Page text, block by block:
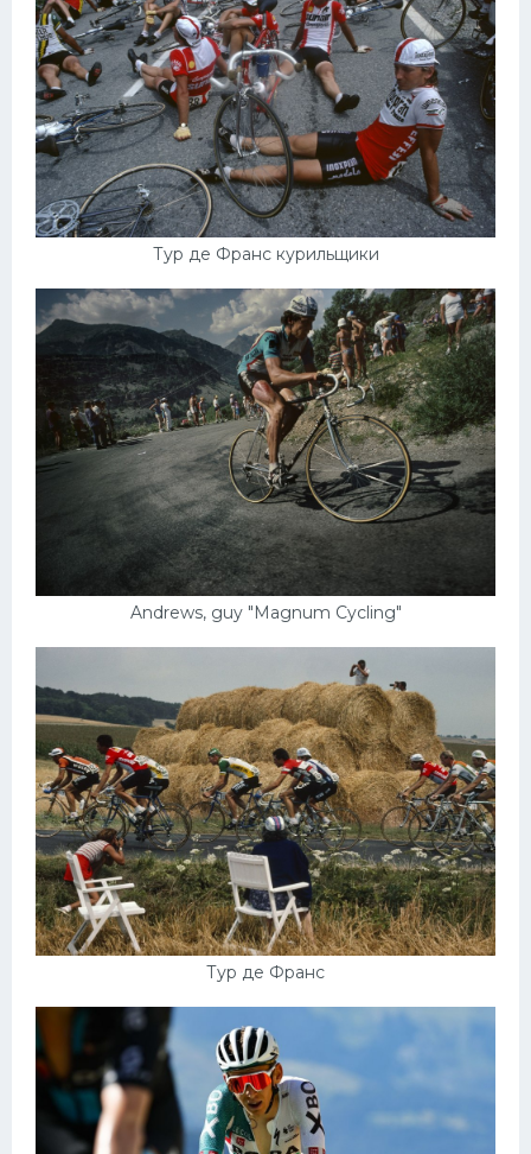
Тур де Франс курильщики
Andrews, guy "Magnum Cycling"
Тур де Франс